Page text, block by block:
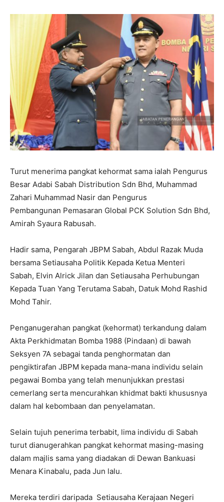
Turut menerima pangkat kehormat sama ialah Pengurus
Besar Adabi Sabah Distribution Sdn Bhd, Muhammad
Zahari Muhammad Nasir dan Pengurus
Pembangunan Pemasaran Global PCK Solution Sdn Bhd,
Amirah Syaura Rabusah.
Hadir sama, Pengarah JBPM Sabah, Abdul Razak Muda
bersama Setiausaha Politik Kepada Ketua Menteri
Sabah, Elvin Alrick Jilan dan Setiausaha Perhubungan
Kepada Tuan Yang Terutama Sabah, Datuk Mohd Rashid
Mohd Tahir.
Penganugerahan pangkat (kehormat) terkandung dalam
Akta Perkhidmatan Bomba 1988 (Pindaan) di bawah
Seksyen 7A sebagai tanda penghormatan dan
pengiktirafan JBPM kepada mana-mana individu selain
pegawai Bomba yang telah menunjukkan prestasi
cemerlang serta mencurahkan khidmat bakti khususnya
dalam hal kebombaan dan penyelamatan.
Selain tujuh penerima terbabit, lima individu di Sabah
turut dianugerahkan pangkat kehormat masing-masing
dalam majlis sama yang diadakan di Dewan Bankuasi
Menara Kinabalu, pada Jun lalu.
Mereka terdiri daripada Setiausaha Kerajaan Negeri